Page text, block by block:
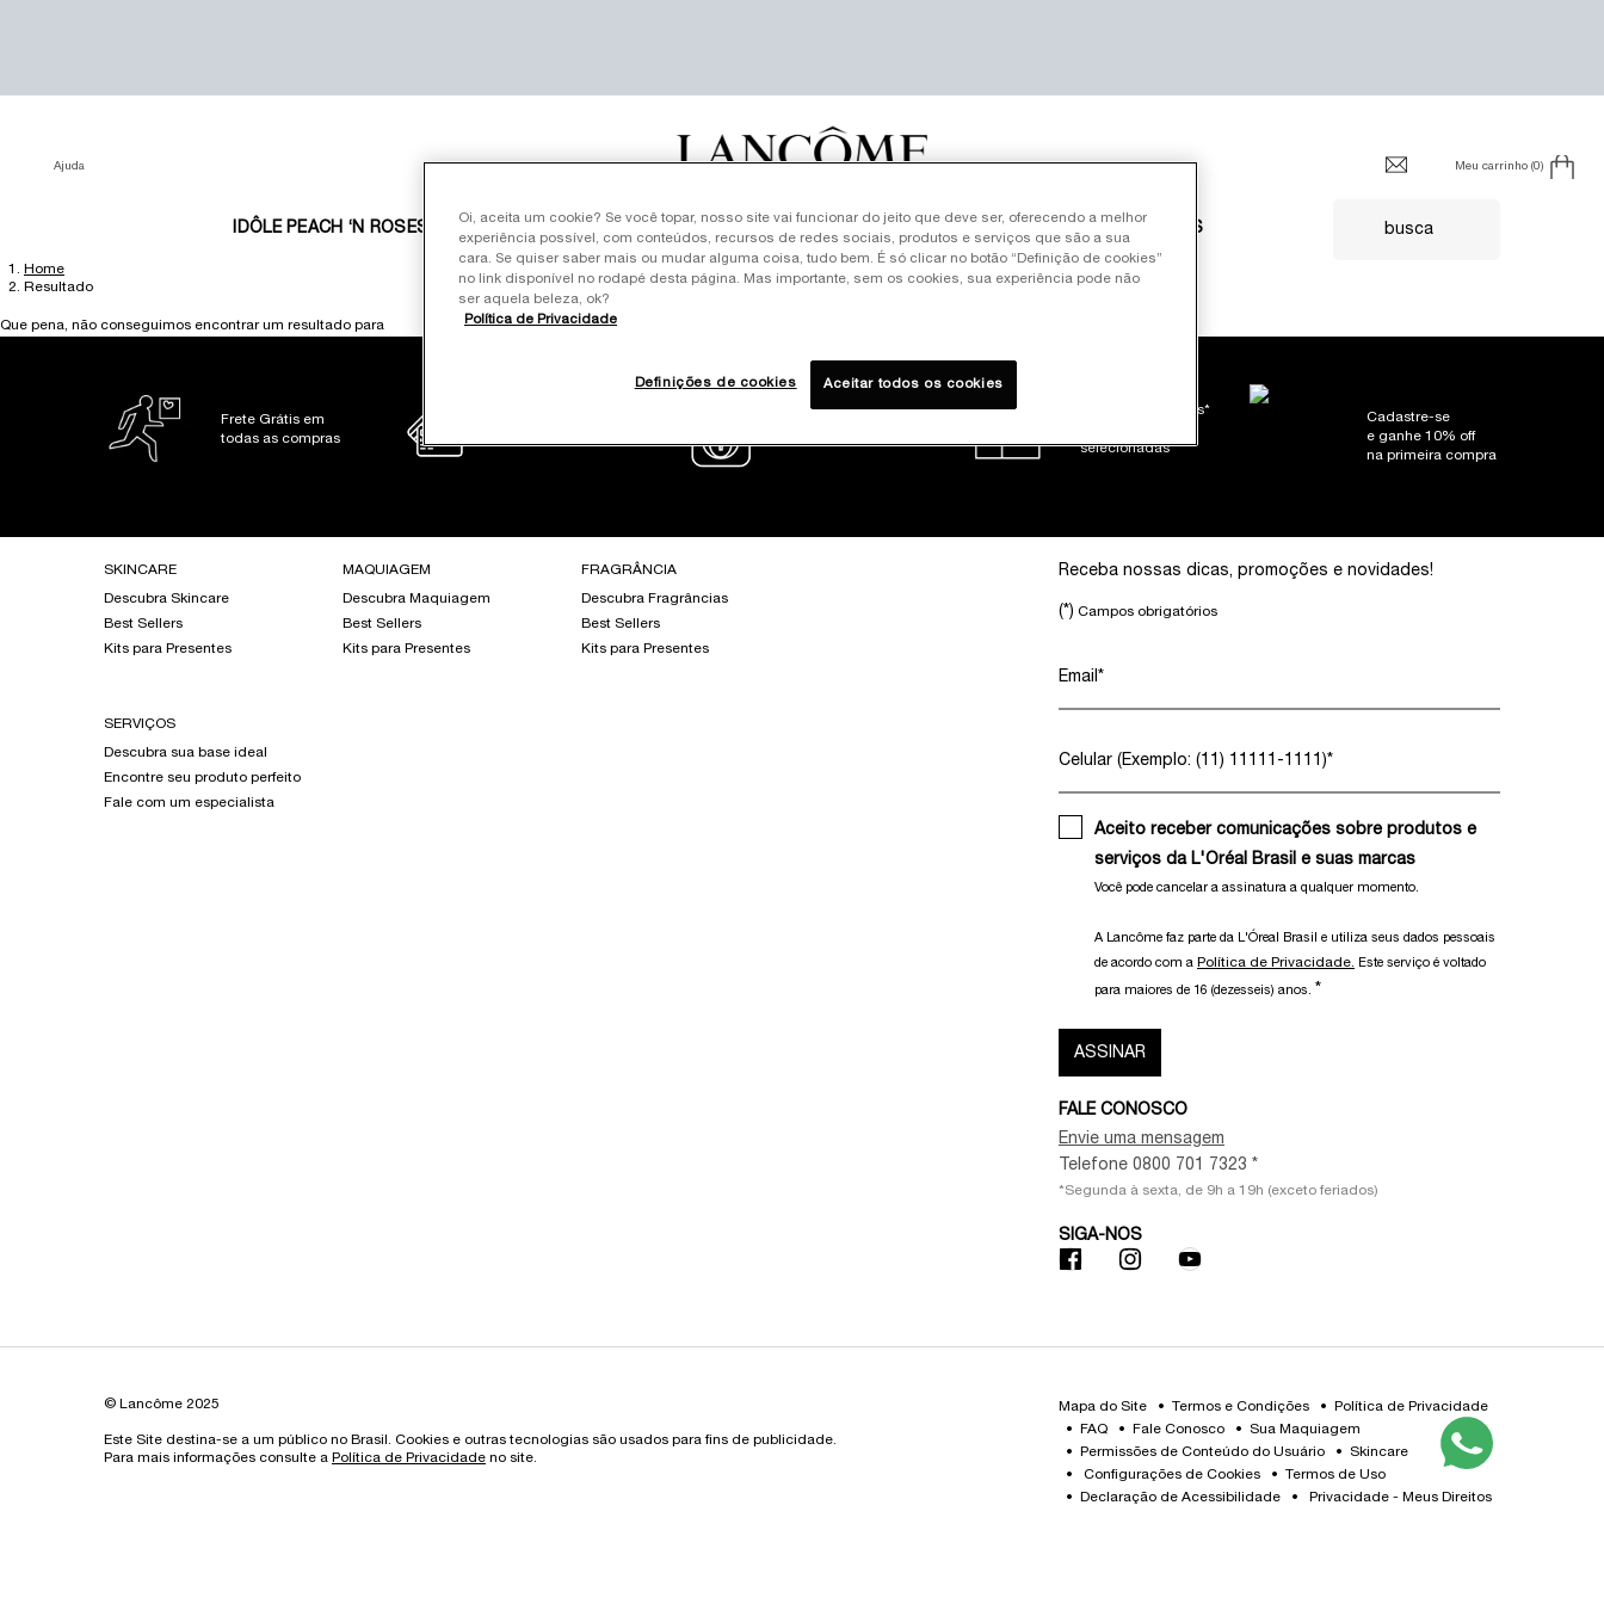
Ajuda Meu carrinho 0
0 product in cart
IDÔLE PEACH ‘N ROSES BEST SELLERS SKINCARE PERFUMES KITS SERVIÇOS busca
Main content
Home
Resultado
Que pena, não conseguimos encontrar um resultado para
Frete Grátis em
todas as compras
Brindes exclusivos*
selecionadas
Cadastre-se
e ganhe 10% off
na primeira compra
SKINCARE
Descubra Skincare
Best Sellers
Kits para Presentes
SERVIÇOS
Descubra sua base ideal
Encontre seu produto perfeito
Fale com um especialista
MAQUIAGEM
Descubra Maquiagem
Best Sellers
Kits para Presentes
FRAGRÂNCIA
Descubra Fragrâncias
Best Sellers
Kits para Presentes
Receba nossas dicas, promoções e novidades!
(*) Campos obrigatórios
Email *
Celular (Exemplo: (11) 11111-1111)*
Aceito receber comunicações sobre produtos e
serviços da L'Oréal Brasil e suas marcas
Você pode cancelar a assinatura a qualquer momento.​
A Lancôme faz parte da L'Óreal Brasil e utiliza seus dados pessoais
de acordo com a Política de Privacidade. Este serviço é voltado
para maiores de 16 (dezesseis) anos. *
ASSINAR
FALE CONOSCO
Envie uma mensagem
Telefone 0800 701 7323 *
*Segunda à sexta, de 9h a 19h (exceto feriados)
SIGA-NOS
© Lancôme 2025
Este Site destina-se a um público no Brasil. Cookies e outras tecnologias são usados para fins de publicidade.
Para mais informações consulte a Política de Privacidade no site.
Mapa do Site Termos e Condições
Política de Privacidade
FAQ
Fale Conosco
Sua Maquiagem
Permissões de Conteúdo do Usuário
Skincare
Configurações de Cookies
Termos de Uso
Declaração de Acessibilidade
Privacidade - Meus Direitos
Oi, aceita um cookie? Se você topar, nosso site vai funcionar do jeito que deve ser, oferecendo a melhor
experiência possível, com conteúdos, recursos de redes sociais, produtos e serviços que são a sua
cara. Se quiser saber mais ou mudar alguma coisa, tudo bem. É só clicar no botão “Definição de cookies”
no link disponível no rodapé desta página. Mas importante, sem os cookies, sua experiência pode não
ser aquela beleza, ok?
Política de Privacidade
Definições de cookies Aceitar todos os cookies